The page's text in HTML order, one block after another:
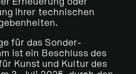
Erneuerung oder
ihrer technischen
für das Sonder-
ist ein Beschluss des
Kunst und Kultur des